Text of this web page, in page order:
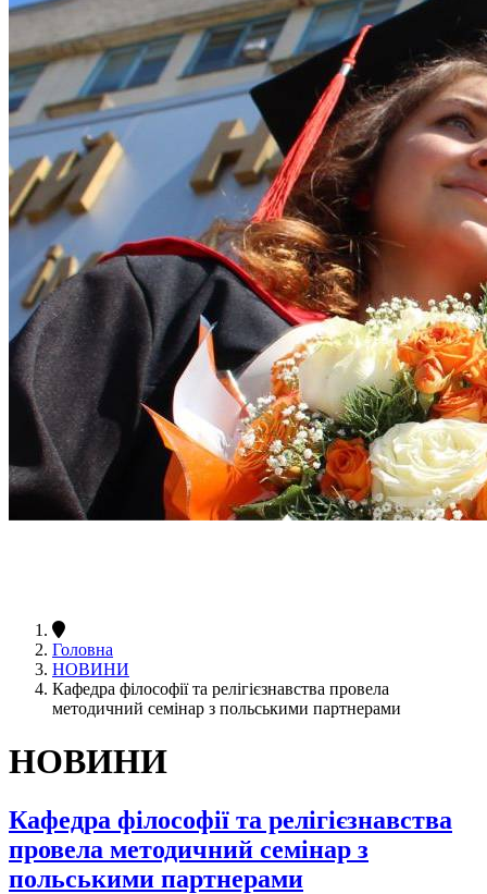
Головна
НОВИНИ
Кафедра філософії та релігієзнавства провела
методичний семінар з польськими партнерами
НОВИНИ
Кафедра філософії та релігієзнавства
провела методичний семінар з
польськими партнерами